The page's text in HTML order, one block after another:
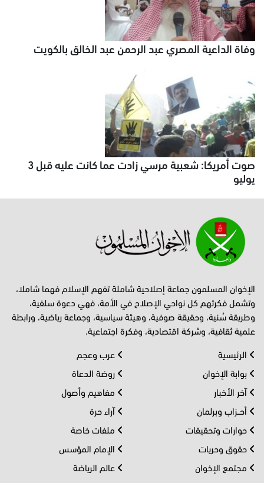
وفاة الداعية المصري عبد الرحمن عبد الخالق بالكويت
صوت أمريكا: شعبية مرسي زادت عما كانت عليه قبل 3
يوليو
الإخوان المسلمون جماعة إصلاحية شاملة تفهم الإسلام فهما شاملا،
وتشمل فكرتهم كل نواحي الإصلاح في الأمة، فهي دعوة سلفية،
وطريقة سُنية، وحقيقة صوفية، وهيئة سياسية، وجماعة رياضية، ورابطة
علمية ثقافية، وشركة اقتصادية، وفكرة اجتماعية.
الرئيسية
بوابة الإخوان
آخر الأخبار
أحــزاب وبرلمان
حوارات وتحقيقات
حقوق وحريات
مجتمع الإخوان
عرب وعجم
روضة الدعاة
مفاهيم وأصول
آراء حرة
ملفات خاصة
الإمام المؤسس
عالم الرياضة